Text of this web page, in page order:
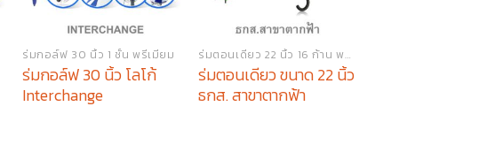
ร่มกอล์ฟ 30 นิ้ว 1 ชั้น พรีเมียม
ร่มกอล์ฟ 30 นิ้ว โลโก้
Interchange
ร่มตอนเดียว 22 นิ้ว 16 ก้าน พรีเมียม
ร่มตอนเดียว ขนาด 22 นิ้ว
ธกส. สาขาตากฟ้า